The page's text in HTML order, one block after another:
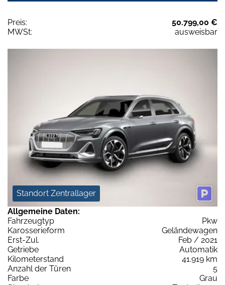
Preis:
50.799,00 €
MWSt:
ausweisbar
Standort Zentrallager
Allgemeine Daten:
Fahrzeugtyp
Pkw
Karosserieform
Geländewagen
Erst-Zul.
Feb / 2021
Getriebe
Automatik
Kilometerstand
41.919 km
Anzahl der Türen
5
Farbe
Grau